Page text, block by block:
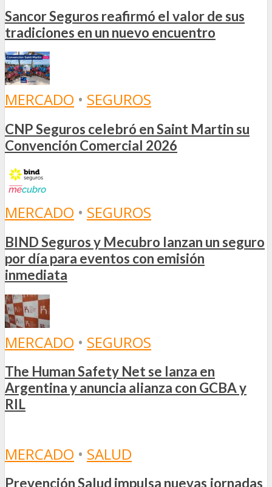
Sancor Seguros reafirmó el valor de sus
tradiciones en un nuevo encuentro
MERCADO • SEGUROS
CNP Seguros celebró en Saint Martin su
Convención Comercial 2026
MERCADO • SEGUROS
BIND Seguros y Mecubro lanzan un seguro
por día para eventos con emisión
inmediata
MERCADO • SEGUROS
The Human Safety Net se lanza en
Argentina y anuncia alianza con GCBA y
RIL
MERCADO • SALUD
Prevención Salud impulsa nuevas jornadas